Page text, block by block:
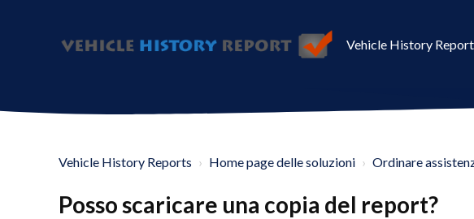
Vehicle History
Vehicle History Reports Home page delle soluzioni Ordinare
Posso scaricare una copia del report?